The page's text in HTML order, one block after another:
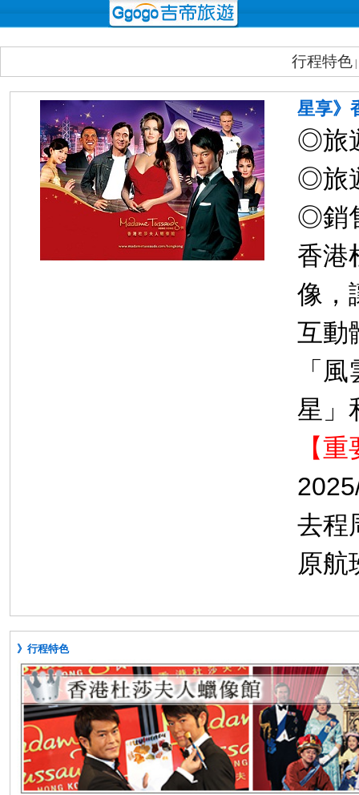
行程特色
星享》
◎旅
◎旅
◎銷
香港
像，
互動
「
星」
【
去程
原航
》行程特色